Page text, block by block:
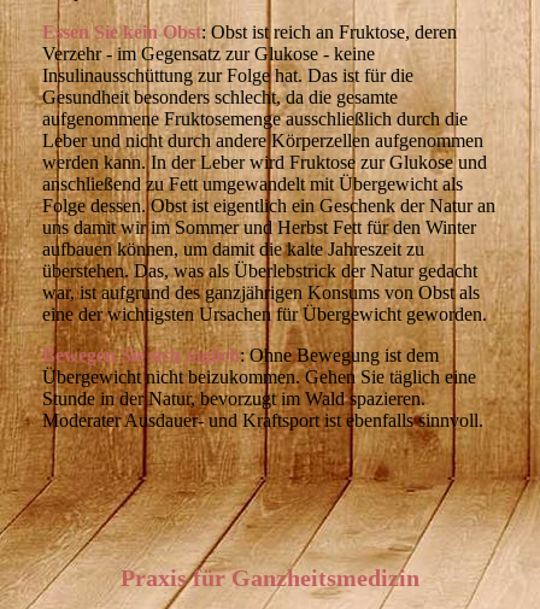
Essen Sie kein Obst: Obst ist reich an Fruktose, deren
Verzehr - im Gegensatz zur Glukose - keine
Insulinausschüttung zur Folge hat. Das ist für die
Gesundheit besonders schlecht, da die gesamte
aufgenommene Fruktosemenge ausschließlich durch die
Leber und nicht durch andere Körperzellen aufgenommen
werden kann. In der Leber wird Fruktose zur Glukose und
anschließend zu Fett umgewandelt mit Übergewicht als
Folge dessen. Obst ist eigentlich ein Geschenk der Natur an
uns damit wir im Sommer und Herbst Fett für den Winter
aufbauen können, um damit die kalte Jahreszeit zu
überstehen. Das, was als Überlebstrick der Natur gedacht
war, ist aufgrund des ganzjährigen Konsums von Obst als
eine der wichtigsten Ursachen für Übergewicht geworden.
Bewegen Sie sich täglich: Ohne Bewegung ist dem
Übergewicht nicht beizukommen. Gehen Sie täglich eine
Stunde in der Natur, bevorzugt im Wald spazieren.
Moderater Ausdauer- und Kraftsport ist ebenfalls sinnvoll.
Praxis für Ganzheitsmedizin